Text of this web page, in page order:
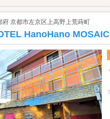
府 京都市左京区上高野上荒蒔町
HanoHano